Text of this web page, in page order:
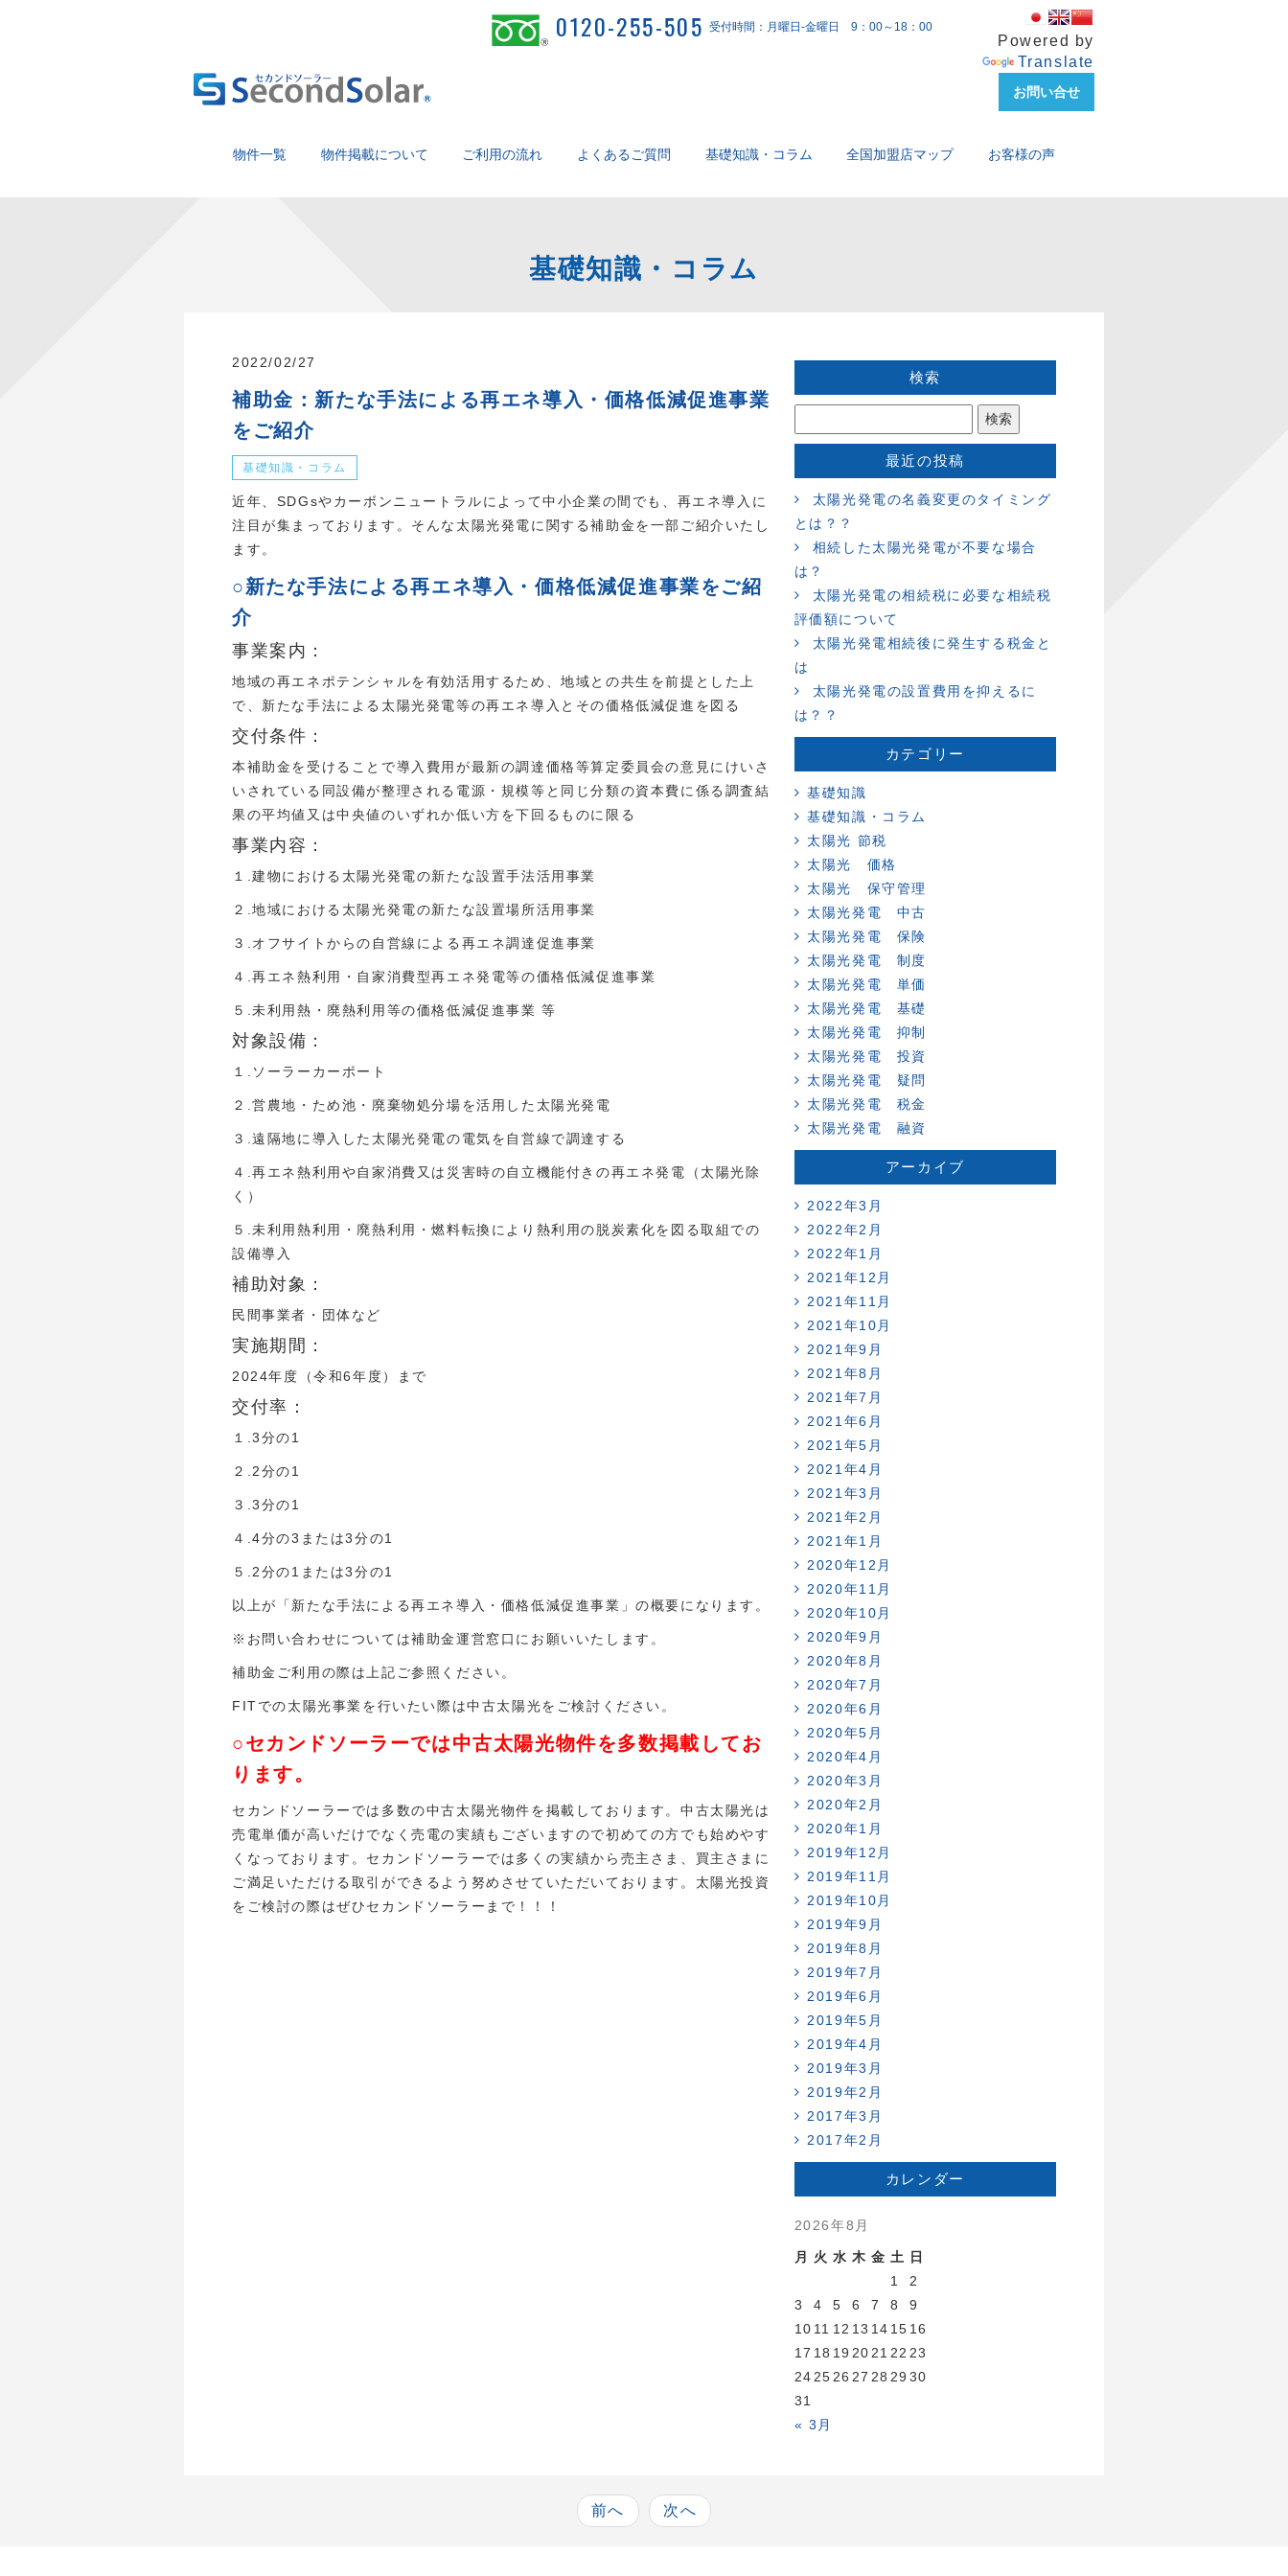
0120-255-505 受付時間：月曜日-金曜日 9：00～18：00
Powered by
Translate
お問い合せ
物件一覧 物件掲載について ご利用の流れ よくあるご質問 基礎知識・コラム 全国加盟店マップ お客様の声
基礎知識・コラム
2022/02/27
補助金：新たな手法による再エネ導入・価格低減促進事業
をご紹介
基礎知識・コラム
近年、SDGsやカーボンニュートラルによって中小企業の間でも、再エネ導入に
注目が集まっております。そんな太陽光発電に関する補助金を一部ご紹介いたし
ます。
○新たな手法による再エネ導入・価格低減促進事業をご紹
介
事業案内：
地域の再エネポテンシャルを有効活用するため、地域との共生を前提とした上
で、新たな手法による太陽光発電等の再エネ導入とその価格低減促進を図る
交付条件：
本補助金を受けることで導入費用が最新の調達価格等算定委員会の意見にけいさ
いされている同設備が整理される電源・規模等と同じ分類の資本費に係る調査結
果の平均値又は中央値のいずれか低い方を下回るものに限る
事業内容：
１.建物における太陽光発電の新たな設置手法活用事業
２.地域における太陽光発電の新たな設置場所活用事業
３.オフサイトからの自営線による再エネ調達促進事業
４.再エネ熱利用・自家消費型再エネ発電等の価格低減促進事業
５.未利用熱・廃熱利用等の価格低減促進事業 等
対象設備：
１.ソーラーカーポート
２.営農地・ため池・廃棄物処分場を活用した太陽光発電
３.遠隔地に導入した太陽光発電の電気を自営線で調達する
４.再エネ熱利用や自家消費又は災害時の自立機能付きの再エネ発電（太陽光除
く）
５.未利用熱利用・廃熱利用・燃料転換により熱利用の脱炭素化を図る取組での
設備導入
補助対象：
民間事業者・団体など
実施期間：
2024年度（令和6年度）まで
交付率：
１.3分の1
２.2分の1
３.3分の1
４.4分の3または3分の1
５.2分の1または3分の1
以上が「新たな手法による再エネ導入・価格低減促進事業」の概要になります。
※お問い合わせについては補助金運営窓口にお願いいたします。
補助金ご利用の際は上記ご参照ください。
FITでの太陽光事業を行いたい際は中古太陽光をご検討ください。
○セカンドソーラーでは中古太陽光物件を多数掲載してお
ります。
セカンドソーラーでは多数の中古太陽光物件を掲載しております。中古太陽光は
売電単価が高いだけでなく売電の実績もございますので初めての方でも始めやす
くなっております。セカンドソーラーでは多くの実績から売主さま、買主さまに
ご満足いただける取引ができるよう努めさせていただいております。太陽光投資
をご検討の際はぜひセカンドソーラーまで！！！
検索
最近の投稿
太陽光発電の名義変更のタイミング
とは？？
相続した太陽光発電が不要な場合
は？
太陽光発電の相続税に必要な相続税
評価額について
太陽光発電相続後に発生する税金と
は
太陽光発電の設置費用を抑えるに
は？？
カテゴリー
基礎知識
基礎知識・コラム
太陽光 節税
太陽光 価格
太陽光 保守管理
太陽光発電 中古
太陽光発電 保険
太陽光発電 制度
太陽光発電 単価
太陽光発電 基礎
太陽光発電 抑制
太陽光発電 投資
太陽光発電 疑問
太陽光発電 税金
太陽光発電 融資
アーカイブ
2022年3月
2022年2月
2022年1月
2021年12月
2021年11月
2021年10月
2021年9月
2021年8月
2021年7月
2021年6月
2021年5月
2021年4月
2021年3月
2021年2月
2021年1月
2020年12月
2020年11月
2020年10月
2020年9月
2020年8月
2020年7月
2020年6月
2020年5月
2020年4月
2020年3月
2020年2月
2020年1月
2019年12月
2019年11月
2019年10月
2019年9月
2019年8月
2019年7月
2019年6月
2019年5月
2019年4月
2019年3月
2019年2月
2017年3月
2017年2月
カレンダー
2026年8月
月 火 水 木 金 土
日
1
2
3
4 5 6 7 8
9
10 11 12 13 14 15 16
17 18 19 20 21 22 23
24 25 26 27 28 29 30
31
« 3月
前へ 次へ